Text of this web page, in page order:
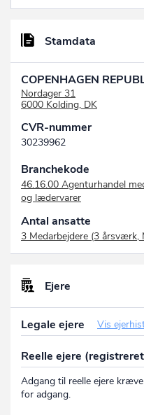
Stamdata
COPENHAGEN
Nordager 31
6000 Kolding, DK
CVR-nummer
30239962
Branchekode
46.16.00 Agenturhandel
og lædervarer
Antal ansatte
3 Medarbejdere (3 årsværk,
Ejere
Legale ejere Vis
Reelle ejere
Adgang til reelle ejere
for adgang.